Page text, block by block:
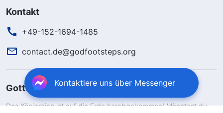
Kontakt
+49-152-1694-1485
contact.de@godfootsteps.org
Gottes Königreich ist herabgekommen
Das Königreich ist auf die Erde herabgekommen! Möchtest du
Kontaktiere uns über Messenger